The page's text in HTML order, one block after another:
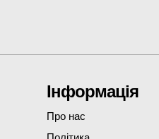
Інформація
Про нас